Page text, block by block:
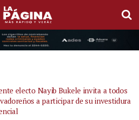
electo Nayib Bukele invita a todos
a participar de su investidura